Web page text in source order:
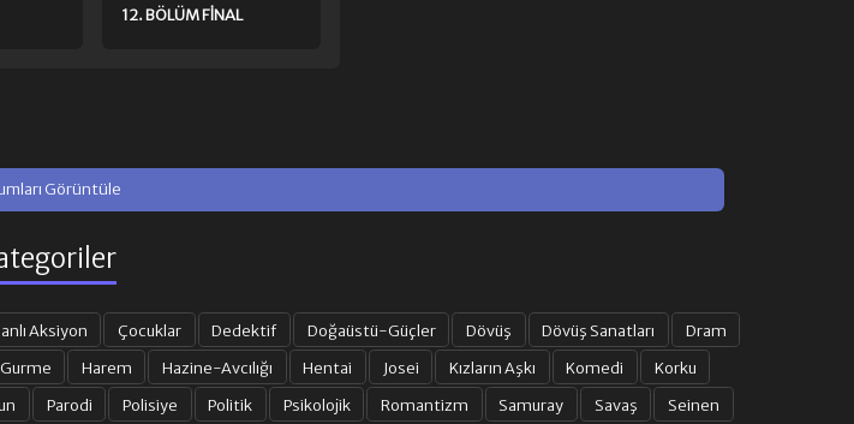
12. BÖLÜM FINAL
Görüntüle
Aksiyon Çocuklar Dedektif Doğaüstü-Güçler Dövüş Dövüş Sanatları
Dram
Gurme Harem Hazine-Avcılığı Hentai Josei Kızların Aşkı Komedi
Korku
Parodi Polisiye Politik Psikolojik Romantizm Samuray Savaş
Seinen